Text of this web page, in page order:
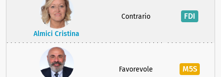
Almici Cristina
Contrario FDI
Favorevole M5S